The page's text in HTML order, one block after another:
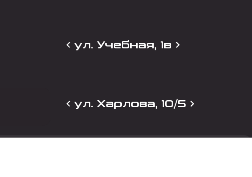
ул. Учебная, 1в
ул. Харлова, 10/5